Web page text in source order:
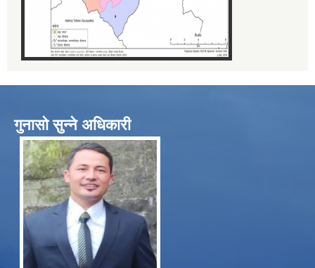
गुनासो सुन्ने अधिकारी